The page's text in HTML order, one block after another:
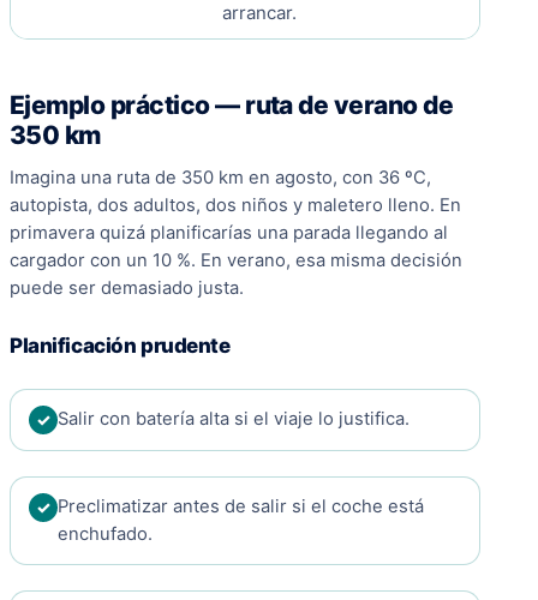
arrancar.
Ejemplo práctico — ruta de verano de
350 km
Imagina una ruta de 350 km en agosto, con 36 ºC,
autopista, dos adultos, dos niños y maletero lleno. En
primavera quizá planificarías una parada llegando al
cargador con un 10 %. En verano, esa misma decisión
puede ser demasiado justa.
Planificación prudente
Salir con batería alta si el viaje lo justifica.
Preclimatizar antes de salir si el coche está
enchufado.